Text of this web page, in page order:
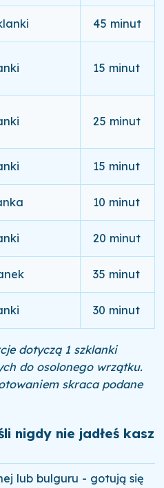
45 minut
15 minut
25 minut
15 minut
10 minut
20 minut
35 minut
30 minut
dotyczą 1 szklanki
do osolonego wrzątku.
skraca podane
nigdy nie jadłeś kasz
lub bulguru - gotują się